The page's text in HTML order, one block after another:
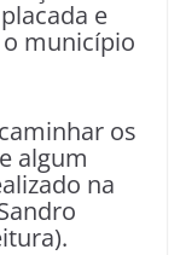
e
município
os
algum
na